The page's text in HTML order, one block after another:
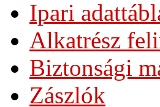
Ipari
Alkatrész
Biztonsági
Zászlók